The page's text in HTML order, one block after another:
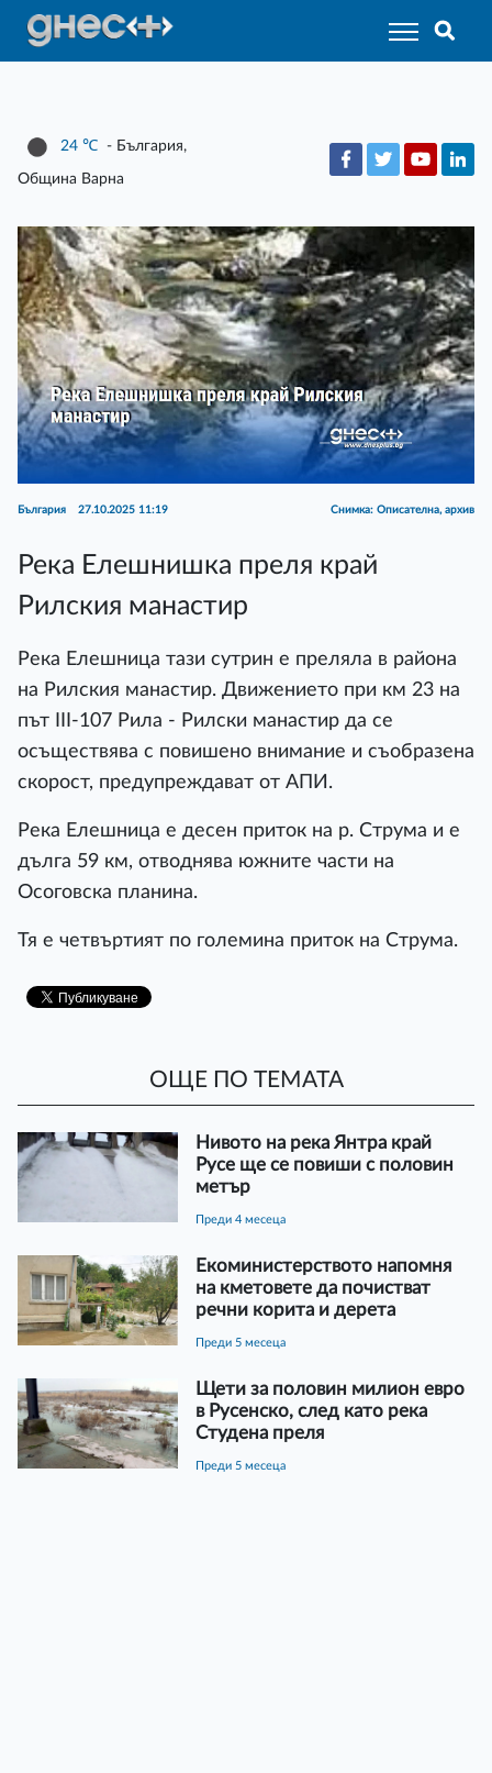
24 ℃ - България,
Община Варна
България 27.10.2025 11:19 Снимка: Описателна, архив
Река Елешнишка преля край
Рилския манастир
Река Елешница тази сутрин е преляла в района
на Рилския манастир. Движението при км 23 на
път ІІІ-107 Рила - Рилски манастир да се
осъществява с повишено внимание и съобразена
скорост, предупреждават от АПИ.
Река Елешница е десен приток на р. Струма и е
дълга 59 км, отводнява южните части на
Осоговска планина.
Тя е четвъртият по големина приток на Струма.
ОЩЕ ПО ТЕМАТА
Нивото на река Янтра край
Русе ще се повиши с половин
метър
преди 4 месеца
Екоминистерството напомня
на кметовете да почистват
речни корита и дерета
преди 5 месеца
Щети за половин милион евро
в Русенско, след като река
Студена преля
преди 5 месеца